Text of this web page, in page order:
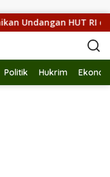
Undangan HUT RI
Politik Hukrim